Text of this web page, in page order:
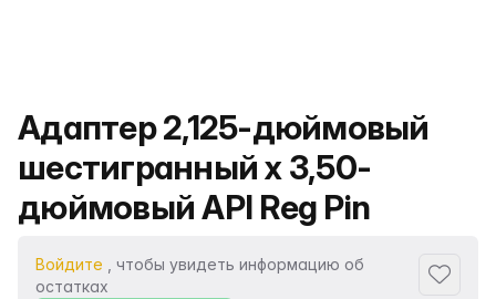
Название продукта
Адаптер 2,125-дюймовый
шестигранный x 3,50-
дюймовый API Reg Pin
Войдите , чтобы увидеть информацию об
остатках